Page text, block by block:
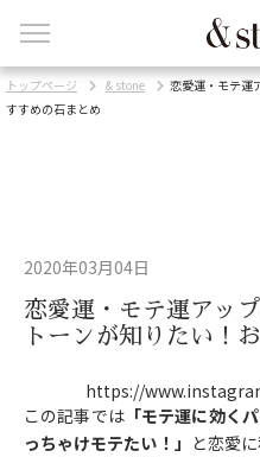
toggle
トップページ & stone
恋愛運・モテ運
すすめの石まとめ
2020年03月04日
恋愛運・モテ運アッ
トーンが知りたい！
https://
この記事では「モテ運に効く
っちゃけモテたい！」 と恋愛